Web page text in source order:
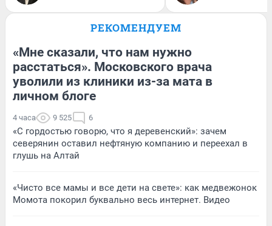
РЕКОМЕНДУЕМ
«Мне сказали, что нам нужно
расстаться». Московского врача
уволили из клиники из-за мата в
личном блоге
4 часа 9 525 6
«С гордостью говорю, что я деревенский»: зачем
северянин оставил нефтяную компанию и переехал в
глушь на Алтай
«Чисто все мамы и все дети на свете»: как медвежонок
Момота покорил буквально весь интернет. Видео